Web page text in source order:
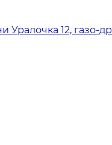
Уралочка 12, газо-